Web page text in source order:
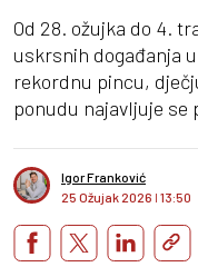
Od 28. ožujka do 4.
uskrsnih događanja
rekordnu pincu,
ponudu najavljuje se
Igor Franković
25 Ožujak 2026 I 13:50